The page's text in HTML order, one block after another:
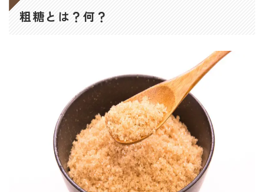
粗糖とは？何？